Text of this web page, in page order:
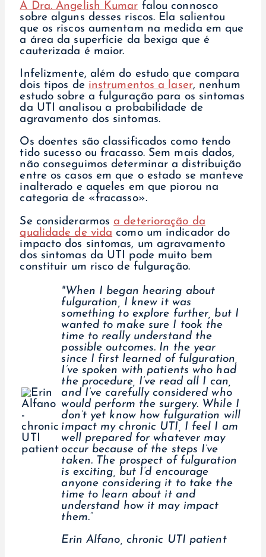
A Dra. Angelish Kumar falou connosco
sobre alguns desses riscos. Ela salientou
que os riscos aumentam na medida em que
a área da superfície da bexiga que é
cauterizada é maior.
Infelizmente, além do estudo que compara
dois tipos de instrumentos a laser, nenhum
estudo sobre a fulguração para os sintomas
da UTI analisou a probabilidade de
agravamento dos sintomas.
Os doentes são classificados como tendo
tido sucesso ou fracasso. Sem mais dados,
não conseguimos determinar a distribuição
entre os casos em que o estado se manteve
inalterado e aqueles em que piorou na
categoria de «fracasso».
Se considerarmos a deterioração da
qualidade de vida como um indicador do
impacto dos sintomas, um agravamento
dos sintomas da UTI pode muito bem
constituir um risco de fulguração.
"When I began hearing about
fulguration, I knew it was
something to explore further, but I
wanted to make sure I took the
time to really understand the
possible outcomes. In the year
since I first learned of fulguration,
I’ve spoken with patients who had
the procedure, I’ve read all I can,
and I’ve carefully considered who
would perform the surgery. While I
don’t yet know how fulguration will
impact my chronic UTI, I feel I am
well prepared for whatever may
occur because of the steps I’ve
taken. The prospect of fulguration
is exciting, but I’d encourage
anyone considering it to take the
time to learn about it and
understand how it may impact
them.”
Erin Alfano, chronic UTI patient